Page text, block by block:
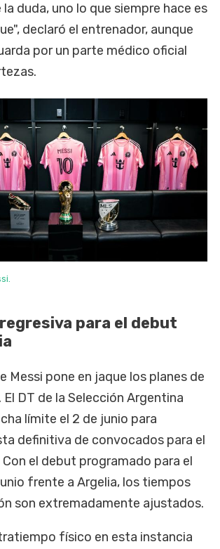
duda, uno lo que siempre hace es
declaró el entrenador, aunque
por un parte médico oficial
para el debut
Messi pone en jaque los planes de
El DT de la Selección Argentina
límite el 2 de junio para
definitiva de convocados para el
el debut programado para el
frente a Argelia, los tiempos
son extremadamente ajustados.
físico en esta instancia